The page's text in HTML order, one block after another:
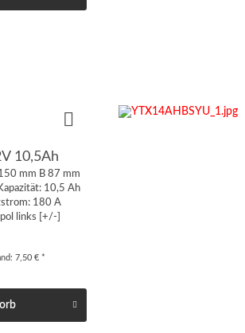
10,5Ah
mm B 87 mm
10,5 Ah
180 A
links [+/-]
7,50 € *